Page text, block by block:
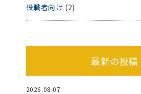
役職者向け (2)
最新の投稿
2026.08.07